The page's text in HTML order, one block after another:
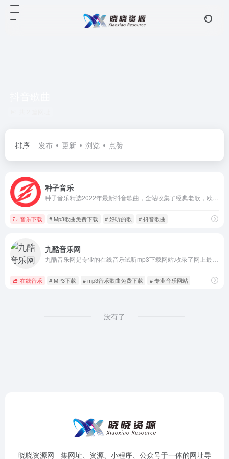
排序 发布 更新 浏览 点赞
种子音乐
音乐下载 # Mp3歌曲免费下载 # 好听的歌 # 抖音歌曲
九酷音乐网
在线音乐 # MP3下载 # mp3音乐歌曲免费下载 # 专业音乐网站
没有了
晓晓资源网 - 集网址、资源、小程序、公众号于一体的网址导